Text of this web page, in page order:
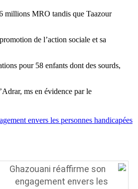
millions MRO tandis que Taazour
de l’action sociale et sa
pour 58 enfants dont des sourds,
ms en évidence par le
envers les personnes handicapées